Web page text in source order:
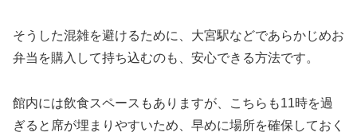
そうした混雑を避けるために、大宮駅などであらかじめお
弁当を購入して持ち込むのも、安心できる方法です。
館内には飲食スペースもありますが、こちらも11時を過
ぎると席が埋まりやすいため、早めに場所を確保しておく